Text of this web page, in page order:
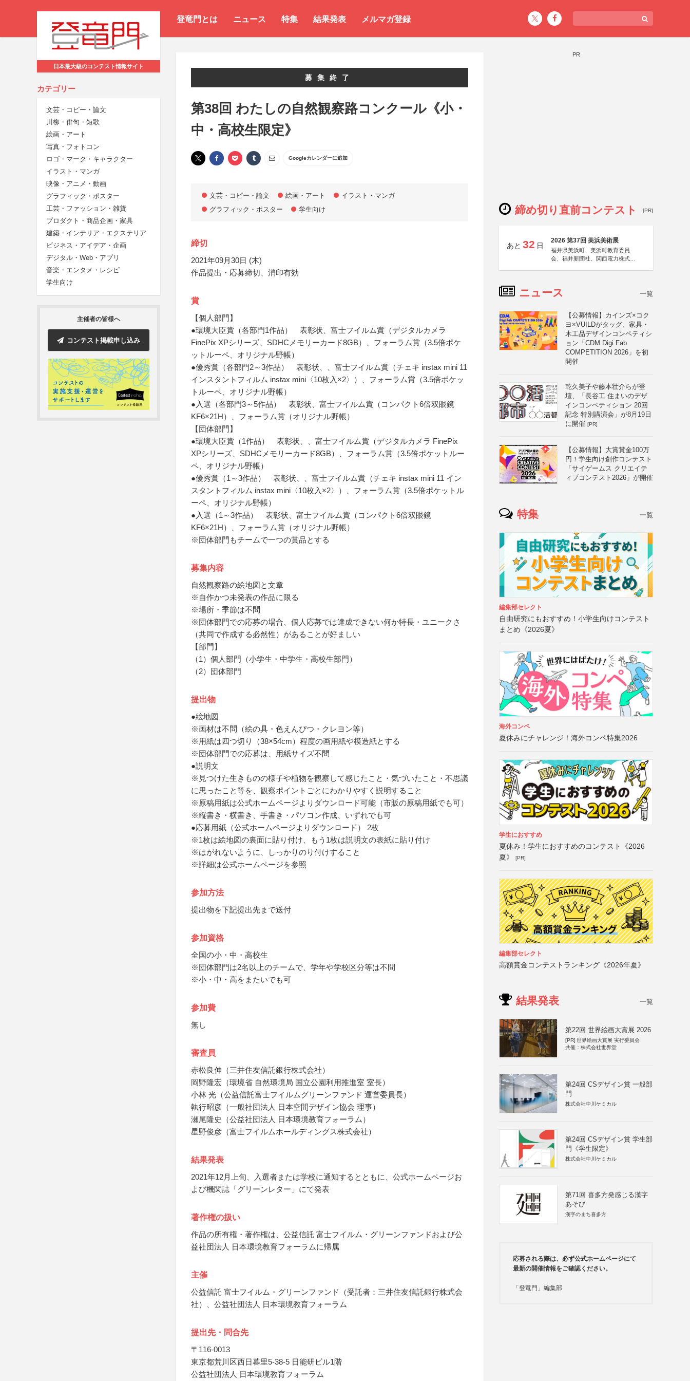
登竜門とは ニュース 特集 結果発表 メルマガ登録
日本最大級のコンテスト情報サイト
カテゴリー
文芸・コピー・論文
川柳・俳句・短歌
絵画・アート
写真・フォトコン
ロゴ・マーク・キャラクター
イラスト・マンガ
映像・アニメ・動画
グラフィック・ポスター
工芸・ファッション・雑貨
プロダクト・商品企画・家具
建築・インテリア・エクステリア
ビジネス・アイデア・企画
デジタル・Web・アプリ
音楽・エンタメ・レシピ
学生向け
主催者の皆様へ
コンテスト掲載申し込み
募集終了
第38回 わたしの自然観察路コンクール《小・
中・高校生限定》
Googleカレンダーに追加
文芸・コピー・論文 絵画・アート
イラスト・マンガ
グラフィック・ポスター
学生向け
締切
2021年09月30日 (木)
作品提出・応募締切、消印有効
賞
【個人部門】
●環境大臣賞（各部門1作品） 表彰状、富士フイルム賞（デジタルカメラ
FinePix XPシリーズ、SDHCメモリーカード8GB）、フォーラム賞（3.5倍ポケ
ットルーペ、オリジナル野帳）
●優秀賞（各部門2～3作品） 表彰状、、富士フイルム賞（チェキ instax mini 11
インスタントフィルム instax mini〈10枚入×2〉）、フォーラム賞（3.5倍ポケッ
トルーペ、オリジナル野帳）
●入選（各部門3～5作品） 表彰状、富士フイルム賞（コンパクト6倍双眼鏡
KF6×21H）、フォーラム賞（オリジナル野帳）
【団体部門】
●環境大臣賞（1作品） 表彰状、、富士フイルム賞（デジタルカメラ FinePix
XPシリーズ、SDHCメモリーカード8GB）、フォーラム賞（3.5倍ポケットルー
ペ、オリジナル野帳）
●優秀賞（1～3作品） 表彰状、、富士フイルム賞（チェキ instax mini 11 イン
スタントフィルム instax mini〈10枚入×2〉）、フォーラム賞（3.5倍ポケットル
ーペ、オリジナル野帳）
●入選（1～3作品） 表彰状、富士フイルム賞（コンパクト6倍双眼鏡
KF6×21H）、フォーラム賞（オリジナル野帳）
※団体部門もチームで一つの賞品とする
募集内容
自然観察路の絵地図と文章
※自作かつ未発表の作品に限る
※場所・季節は不問
※団体部門での応募の場合、個人応募では達成できない何か特長・ユニークさ
（共同で作成する必然性）があることが好ましい
【部門】
（1）個人部門（小学生・中学生・高校生部門）
（2）団体部門
提出物
●絵地図
※画材は不問（絵の具・色えんぴつ・クレヨン等）
※用紙は四つ切り（38×54cm）程度の画用紙や模造紙とする
※団体部門での応募は、用紙サイズ不問
●説明文
※見つけた生きものの様子や植物を観察して感じたこと・気づいたこと・不思議
に思ったこと等を、観察ポイントごとにわかりやすく説明すること
※原稿用紙は公式ホームページよりダウンロード可能（市販の原稿用紙でも可）
※縦書き・横書き、手書き・パソコン作成、いずれでも可
●応募用紙（公式ホームページよりダウンロード） 2枚
※1枚は絵地図の裏面に貼り付け、もう1枚は説明文の表紙に貼り付け
※はがれないように、しっかりのり付けすること
※詳細は公式ホームページを参照
参加方法
提出物を下記提出先まで送付
参加資格
全国の小・中・高校生
※団体部門は2名以上のチームで、学年や学校区分等は不問
※小・中・高をまたいでも可
参加費
無し
審査員
赤松良伸（三井住友信託銀行株式会社）
岡野隆宏（環境省 自然環境局 国立公園利用推進室 室長）
小林 光（公益信託富士フイルムグリーンファンド 運営委員長）
執行昭彦（一般社団法人 日本空間デザイン協会 理事）
瀬尾隆史（公益社団法人 日本環境教育フォーラム）
星野俊彦（富士フイルムホールディングス株式会社）
結果発表
2021年12月上旬、入選者または学校に通知するとともに、公式ホームページお
よび機関誌「グリーンレター」にて発表
著作権の扱い
作品の所有権・著作権は、公益信託 富士フイルム・グリーンファンドおよび公
益社団法人 日本環境教育フォーラムに帰属
主催
公益信託 富士フイルム・グリーンファンド（受託者：三井住友信託銀行株式会
社）、公益社団法人 日本環境教育フォーラム
提出先・問合先
〒116-0013
東京都荒川区西日暮里5-38-5 日能研ビル1階
公益社団法人 日本環境教育フォーラム
PR
締め切り直前コンテスト [PR]
あと 32 日
2026 第37回 美浜美術展
福井県美浜町、美浜町教育委員
会、福井新聞社、関西電力株式会
ニュース 一覧
【公募情報】カインズ×コク
ヨ×VUILDがタッグ、家具・
木工品デザインコンペティシ
ョン「CDM Digi Fab
COMPETITION 2026」を初
開催
乾久美子や藤本壮介らが登
壇、「長谷工 住まいのデザ
インコンペティション 20回
記念 特別講演会」が8月19日
に開催 [PR]
【公募情報】大賞賞金100万
円！学生向け創作コンテスト
「サイゲームス クリエイテ
ィブコンテスト2026」が開催
特集 一覧
編集部セレクト
自由研究にもおすすめ！小学生向けコンテスト
まとめ《2026夏》
海外コンペ
夏休みにチャレンジ！海外コンペ特集2026
学生におすすめ
夏休み！学生におすすめのコンテスト《2026
夏》
[PR]
編集部セレクト
高額賞金コンテストランキング《2026年夏》
結果発表 一覧
第22回 世界絵画大賞展 2026
[PR] 世界絵画大賞展 実行委員会
共催：株式会社世界堂
第24回 CSデザイン賞 一般部
門
株式会社中川ケミカル
第24回 CSデザイン賞 学生部
門《学生限定》
株式会社中川ケミカル
第71回 喜多方発感じる漢字
あそび
漢字のまち喜多方
応募される際は、必ず公式ホームページにて
最新の開催情報をご確認ください。
「登竜門」編集部